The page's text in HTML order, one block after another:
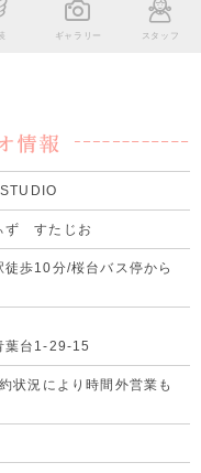
ギャラリー スタッフ
ず すたじお
歩10分/桜台バス停から
葉台1-29-15
状況により時間外営業も